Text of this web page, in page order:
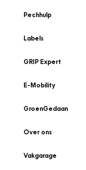
Pechhulp
Labels
GRIP Expert
E-Mobility
GroenGedaan
Over ons
Vakgarage